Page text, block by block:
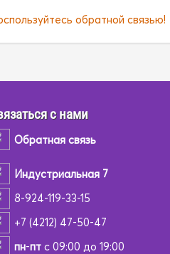
обратной связью!
с нами
Обратная связь
Индустриальная 7
8-924-119-33-15
+7 (4212) 47-50-47
пн-птс 09:00 до 19:00